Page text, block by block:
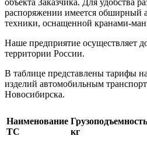
объекта Заказчика. Для удобства
распоряжении имеется обширный
техники, оснащенной кранами-
Наше предприятие осуществляет
территории России.
В таблице представлены тарифы
изделий автомобильным
Новосибирска.
Наименование
ТС
кг